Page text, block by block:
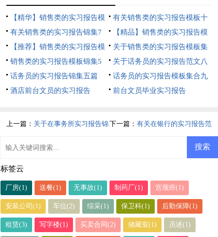
【精华】销售类的实习报告模
板汇编9篇
有关销售类的实习报告模板十
篇
有关销售类的实习报告锦集7
篇
【精品】销售类的实习报告模
板汇编五篇
【推荐】销售类的实习报告模
板集锦7篇
关于销售类的实习报告模板集
合7篇
销售类的实习报告模板锦集5
篇
关于话务员的实习报告范文八
篇
话务员的实习报告锦集五篇
话务员的实习报告模板集合九
篇
酒店前台文员的实习报告 前台文员毕业实习报告
上一篇： 关于在事务所实习报告锦下一篇： 有关在银行的实习报告范
标签云
厂房(1) 送餐(1) 无事故(1) 制药厂(1) 宫颈癌(1)
安装公司(1) 车位(2) 综采(1) 保卫科(1) 后勤保障(1)
租赁(3) 写字楼(1) 买卖合同(2) 储藏室(1) 员述(1)